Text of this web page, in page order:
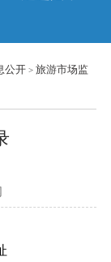
公开 >旅游市场监